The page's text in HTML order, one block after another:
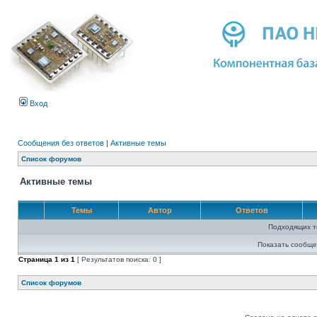
Вход
Сообщения без ответов | Активные темы
Список форумов
Активные темы
Темы Автор Ответов
Подходящих
Показать
Страница 1 из 1 [ Результатов поиска: 0 ]
Список форумов